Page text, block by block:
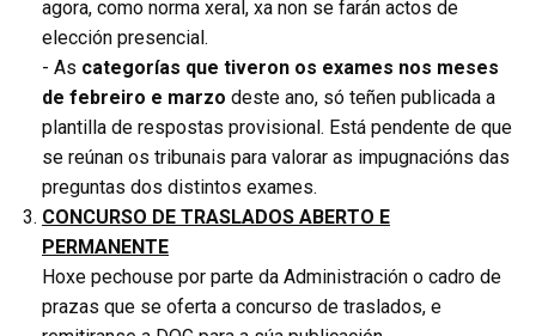
agora, como norma xeral, xa non se farán actos de
elección presencial.
- As categorías que tiveron os exames nos meses
de febreiro e marzo deste ano, só teñen publicada a
plantilla de respostas provisional. Está pendente de que
se reúnan os tribunais para valorar as impugnacións das
preguntas dos distintos exames.
CONCURSO DE TRASLADOS ABERTO E
PERMANENTE
Hoxe pechouse por parte da Administración o cadro de
prazas que se oferta a concurso de traslados, e